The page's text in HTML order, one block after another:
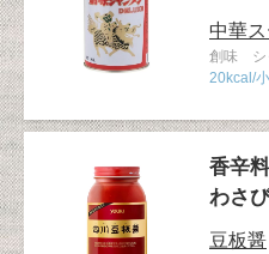
中華
創味 シ
20kcal/
香辛
わさび
豆板醤